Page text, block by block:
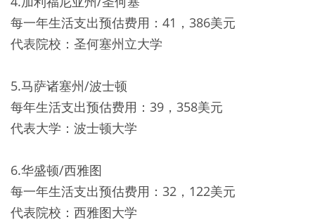
每一年生活支出预估费用：41，386美元
代表院校：圣何塞州立大学
5.马萨诸塞州/波士顿
每年生活支出预估费用：39，358美元
代表大学：波士顿大学
6.华盛顿/西雅图
每一年生活支出预估费用：32，122美元
代表院校：西雅图大学